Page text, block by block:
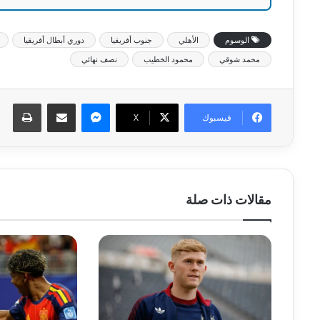
الوسوم الأهلي جنوب أفريقيا
دوري أبطال أفريقيا
محمد شوقي
محمود الخطيب نصف نهائي
فيسبوك ‫X
ماسنجر مشاركة عبر البريد
مقالات ذات صلة